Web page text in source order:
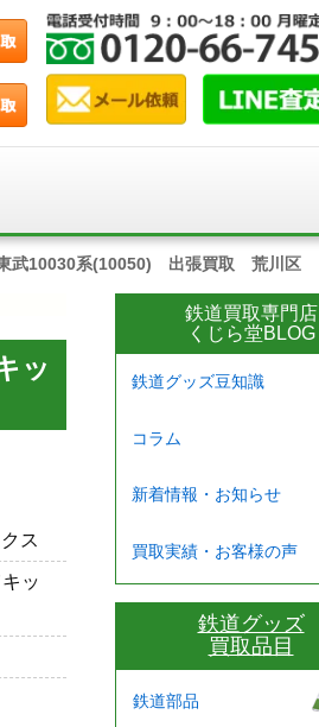
武10030系(10050) 出張買取 荒川区
ッ
ス
ッ
鉄道買取専門店
くじら堂BLOG
鉄道グッズ豆知識
コラム
新着情報・お知らせ
買取実績・お客様の声
鉄道グッズ
買取品目
鉄道部品